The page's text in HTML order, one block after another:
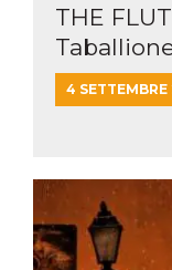
THE
4